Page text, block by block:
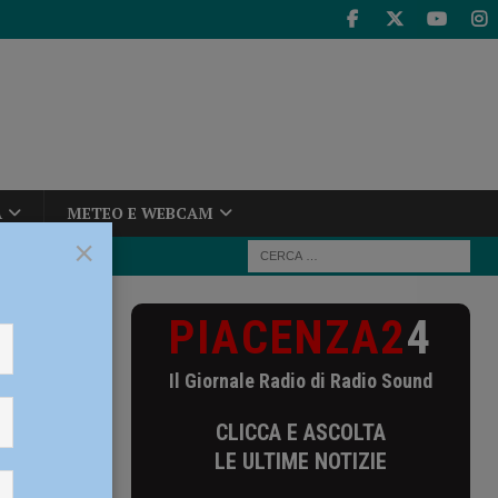
METEO E WEBCAM
governo
del
PIACENZA24
Il Giornale Radio di Radio Sound
CLICCA E ASCOLTA
LE ULTIME NOTIZIE
×